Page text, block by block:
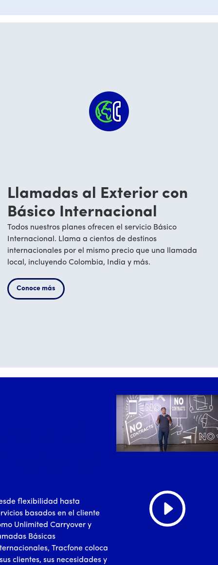
Llamadas al Exterior con
Básico Internacional
Todos nuestros planes ofrecen el servicio Básico
Internacional. Llama a cientos de destinos
internacionales por el mismo precio que una llamada
local, incluyendo Colombia, India y más.
Conoce más
flexibilidad hasta
basados en el cliente
Unlimited Carryover y
Básicas
Tracfone coloca
clientes, sus necesidades y